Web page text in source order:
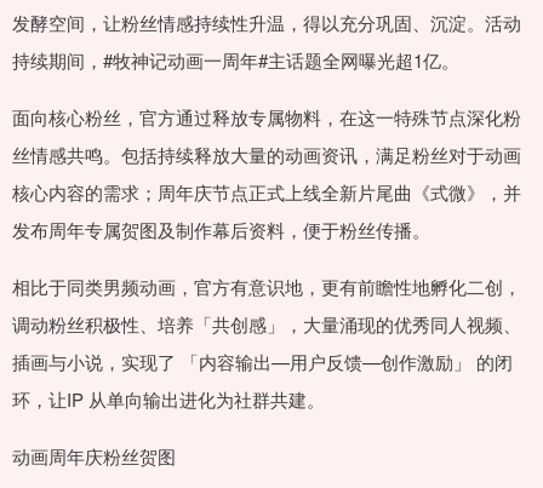
发酵空间，让粉丝情感持续性升温，得以充分巩固、沉淀。活动
持续期间，#牧神记动画一周年#主话题全网曝光超1亿。
面向核心粉丝，官方通过释放专属物料，在这一特殊节点深化粉
丝情感共鸣。包括持续释放大量的动画资讯，满足粉丝对于动画
核心内容的需求；周年庆节点正式上线全新片尾曲《式微》，并
发布周年专属贺图及制作幕后资料，便于粉丝传播。
相比于同类男频动画，官方有意识地，更有前瞻性地孵化二创，
调动粉丝积极性、培养「共创感」，大量涌现的优秀同人视频、
插画与小说，实现了 「内容输出—用户反馈—创作激励」 的闭
环，让IP 从单向输出进化为社群共建。
动画周年庆粉丝贺图